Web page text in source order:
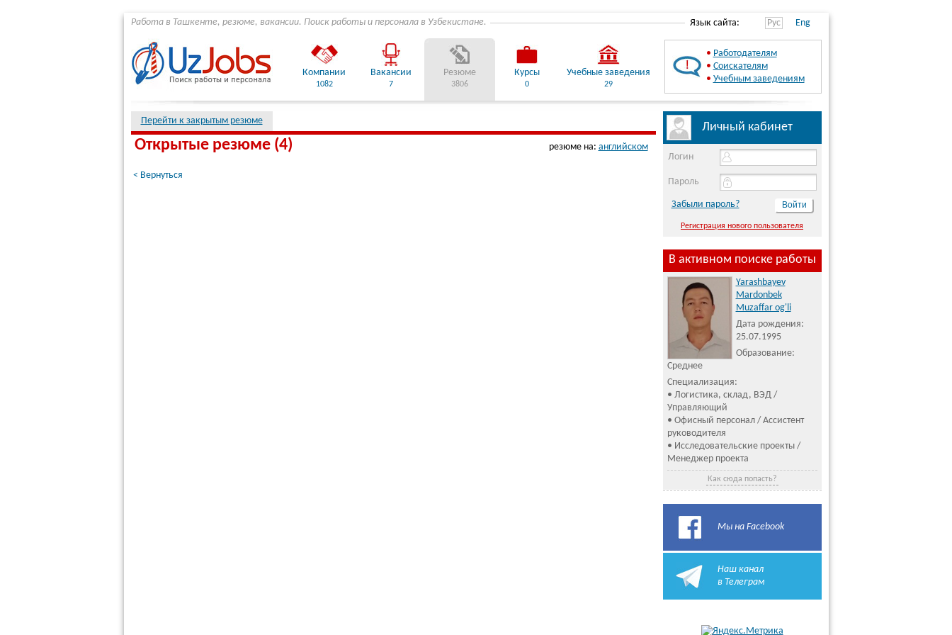
Работа в Ташкенте, резюме, вакансии. Поиск работы и персонала в Узбекистане. Язык сайта: Рус Eng
Компании
1082
Вакансии
7
Резюме
3806
Курсы
0
Учебные заведения
29
• Работодателям
• Соискателям
• Учебным заведениям
Перейти к закрытым резюме
Открытые резюме (4) резюме на: английском
< Вернуться
Личный кабинет
Логин
Пароль
Забыли пароль?
Регистрация нового пользователя
В активном поиске работы
Yarashbayev
Mardonbek
Muzaffar og'li
Дата рождения:
25.07.1995
Образование:
Среднее
Специализация:
• Логистика, склад, ВЭД /
Управляющий
• Офисный персонал / Ассистент
руководителя
• Исследовательские проекты /
Менеджер проекта
Как сюда попасть?
Мы на Facebook
Наш канал
в Телеграм